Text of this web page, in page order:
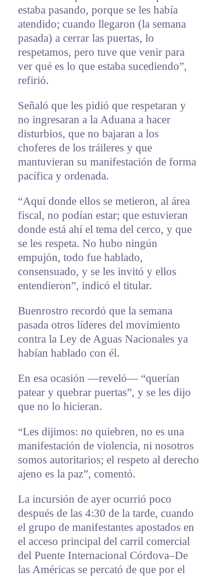
estaba pasando, porque se les había
atendido; cuando llegaron (la semana
pasada) a cerrar las puertas, lo
respetamos, pero tuve que venir para
ver qué es lo que estaba sucediendo”,
refirió.
Señaló que les pidió que respetaran y
no ingresaran a la Aduana a hacer
disturbios, que no bajaran a los
choferes de los tráileres y que
mantuvieran su manifestación de forma
pacífica y ordenada.
“Aquí donde ellos se metieron, al área
fiscal, no podían estar; que estuvieran
donde está ahí el tema del cerco, y que
se les respeta. No hubo ningún
empujón, todo fue hablado,
consensuado, y se les invitó y ellos
entendieron”, indicó el titular.
Buenrostro recordó que la semana
pasada otros líderes del movimiento
contra la Ley de Aguas Nacionales ya
habían hablado con él.
En esa ocasión —reveló— “querían
patear y quebrar puertas”, y se les dijo
que no lo hicieran.
“Les dijimos: no quiebren, no es una
manifestación de violencia, ni nosotros
somos autoritarios; el respeto al derecho
ajeno es la paz”, comentó.
La incursión de ayer ocurrió poco
después de las 4:30 de la tarde, cuando
el grupo de manifestantes apostados en
el acceso principal del carril comercial
del Puente Internacional Córdova–De
las Américas se percató de que por el